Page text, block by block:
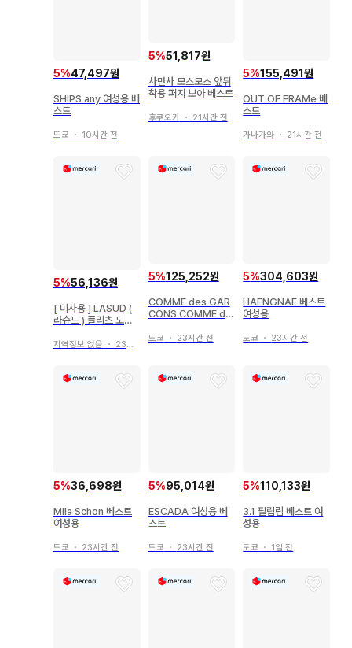
5%47,497원
SHIPS any 여성용 베
스트
도쿄 ・ 10시간 전
5%51,817원
사만사 모스모스 앞뒤
착용 퍼지 보아 베스트
후쿠오카・ 21시간 전
5%155,491원
OUT OF FRAMe 베
스트
가나가와 ・ 21시간 전
5%56,136원
[ 미사용 ] LASUD (
라슈드 ) 플리츠 도킹
지역정보 없음 ・ 23시간 전
5%125,252원
COMME des GAR
CONS COMME de
여성용
도쿄 ・ 23시간 전
5%304,603원
HAENGNAE 베스트
여성용
도쿄 ・ 23시간 전
5%36,698원
Mila Schon 베스트
여성용
도쿄 ・ 23시간 전
5%95,014원
ESCADA 여성용 베
스트
도쿄 ・ 23시간 전
5%110,133원
3.1 필립림 베스트 여
성용
도쿄 ・ 1일 전